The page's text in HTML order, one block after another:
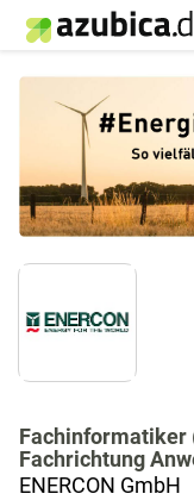
Fachinformatiker
Fachrichtung
ENERCON GmbH